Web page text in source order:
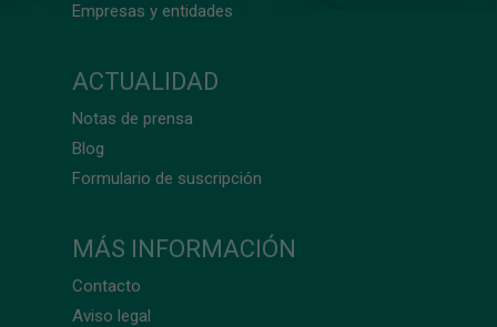
Empresas y entidades
ACTUALIDAD
Notas de prensa
Blog
Formulario de suscripción
MÁS INFORMACIÓN
Contacto
Aviso legal